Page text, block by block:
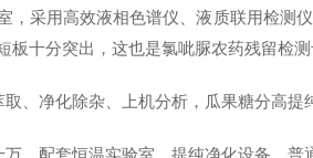
，采用高效液相色谱仪、液质联用检测
十分突出，这也是氯呲脲农药残留检
、净化除杂、上机分析，瓜果糖分高提
，配套恒温实验室、提纯净化设备，普